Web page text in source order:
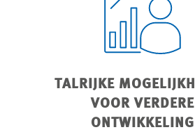
TALRIJKE
VOOR VERDERE
ONTWIKKELING